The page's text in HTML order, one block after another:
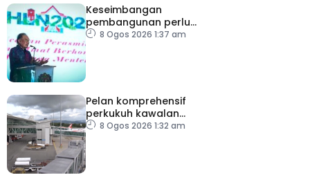
Keseimbangan
pembangunan perlu
ambil kira lokasi tumpuan
8 Ogos 2026 1:37 am
Pelan komprehensif
perkukuh kawalan
keselamatan di semua
8 Ogos 2026 1:32 am